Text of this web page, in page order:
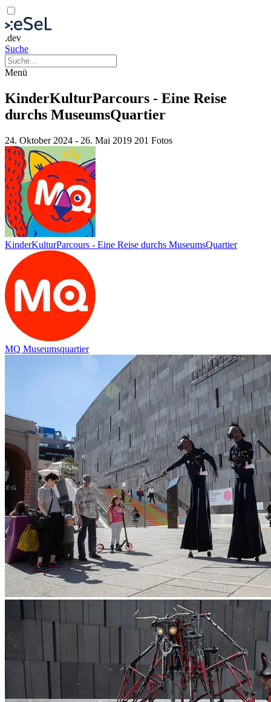
.dev
Suche
Menü
KinderKulturParcours - Eine Reise
durchs MuseumsQuartier
24. Oktober 2024 - 26. Mai 2019 201 Fotos
KinderKulturParcours - Eine Reise durchs MuseumsQuartier
MQ Museumsquartier